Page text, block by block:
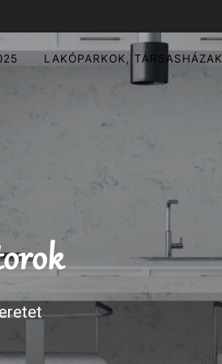
LAKÓPARKOK, TÁRSASHÁZAK